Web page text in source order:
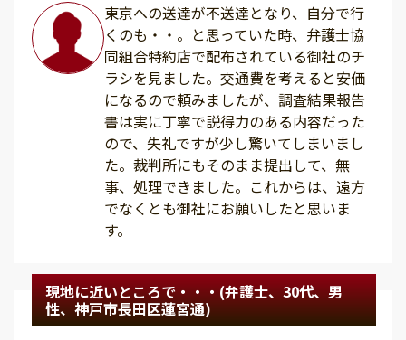
東京への送達が不送達となり、自分で行
くのも・・。と思っていた時、弁護士協
同組合特約店で配布されている御社のチ
ラシを見ました。交通費を考えると安価
になるので頼みましたが、調査結果報告
書は実に丁寧で説得力のある内容だった
ので、失礼ですが少し驚いてしまいまし
た。裁判所にもそのまま提出して、無
事、処理できました。これからは、遠方
でなくとも御社にお願いしたと思いま
す。
現地に近いところで・・・(弁護士、30代、男
性、神戸市長田区蓮宮通)